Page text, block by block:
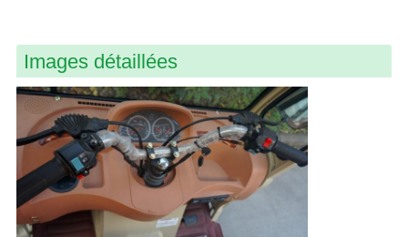
Images détaillées